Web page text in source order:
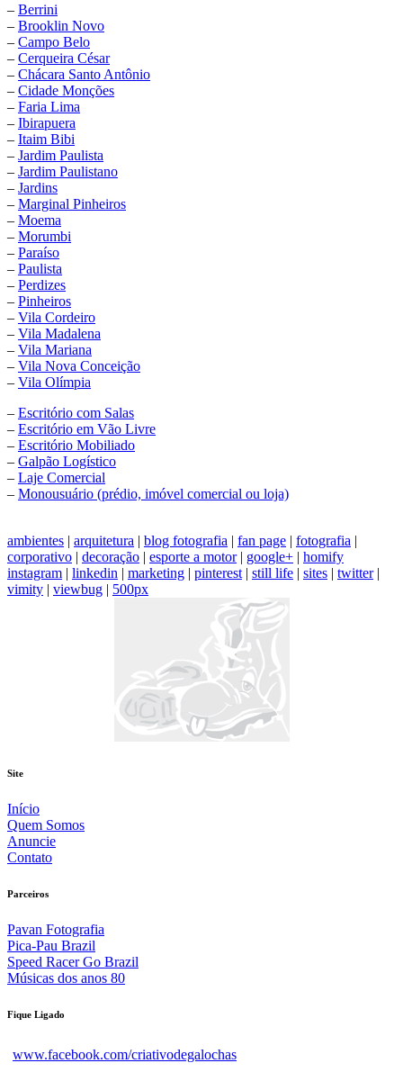
– Berrini
– Brooklin Novo
– Campo Belo
– Cerqueira César
– Chácara Santo Antônio
– Cidade Monções
– Faria Lima
– Ibirapuera
– Itaim Bibi
– Jardim Paulista
– Jardim Paulistano
– Jardins
– Marginal Pinheiros
– Moema
– Morumbi
– Paraíso
– Paulista
– Perdizes
– Pinheiros
– Vila Cordeiro
– Vila Madalena
– Vila Mariana
– Vila Nova Conceição
– Vila Olímpia
– Escritório com Salas
– Escritório em Vão Livre
– Escritório Mobiliado
– Galpão Logístico
– Laje Comercial
– Monousuário (prédio, imóvel comercial ou loja)
ambientes | arquitetura | blog fotografia | fan page | fotografia |
corporativo | decoração | esporte a motor| google+ | homify
instagram | linkedin | marketing | pinterest | still life | sites | twitter|
vimity | viewbug | 500px
Site
Início
Quem Somos
Anuncie
Contato
Parceiros
Pavan Fotografia
Pica-Pau Brazil
Speed Racer Go Brazil
Músicas dos anos 80
Fique Ligado
www.facebook.com/criativodegalochas